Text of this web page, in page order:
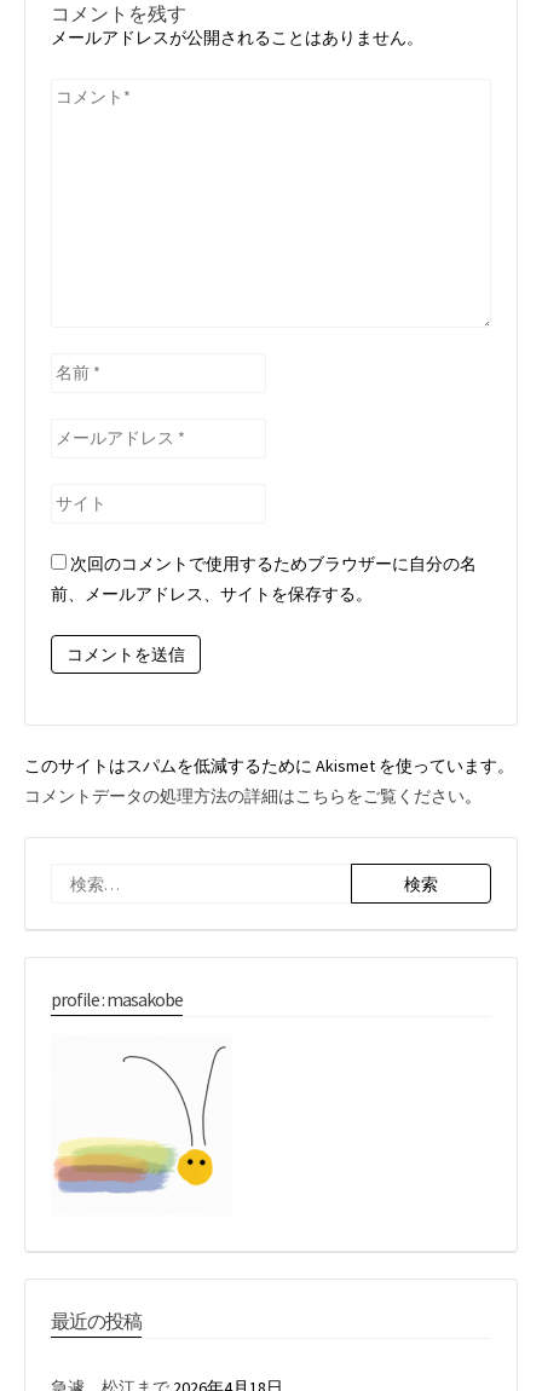
コメントを残す
メールアドレスが公開されることはありません。
コ
名
メ
ル
ド
レ
*
サ
ト 次回のコメントで使用するためブラウザーに自分の名
前、メールアドレス、サイトを保存する。
このサイトはスパムを低減するために Akismet を使っています。
コメントデータの処理方法の詳細はこちらをご覧ください。
索:
profile : masakobe
最近の投稿